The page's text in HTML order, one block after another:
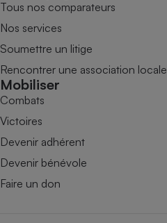
Tous nos comparateurs
Nos services
Soumettre un litige
Rencontrer une association locale
Mobiliser
Combats
Victoires
Devenir adhérent
Devenir bénévole
Faire un don